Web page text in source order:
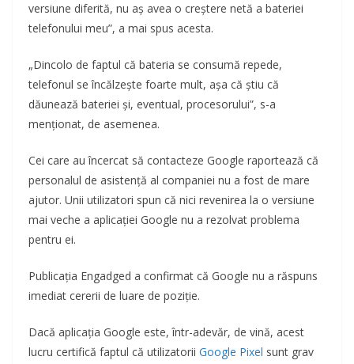
versiune diferită, nu aș avea o creștere netă a bateriei
telefonului meu”, a mai spus acesta.
„Dincolo de faptul că bateria se consumă repede,
telefonul se încălzește foarte mult, așa că știu că
dăunează bateriei și, eventual, procesorului”, s-a
menționat, de asemenea.
Cei care au încercat să contacteze Google raportează că
personalul de asistență al companiei nu a fost de mare
ajutor. Unii utilizatori spun că nici revenirea la o versiune
mai veche a aplicației Google nu a rezolvat problema
pentru ei.
Publicația Engadged a confirmat că Google nu a răspuns
imediat cererii de luare de poziție.
Dacă aplicația Google este, într-adevăr, de vină, acest
lucru certifică faptul că utilizatorii Google Pixel sunt grav